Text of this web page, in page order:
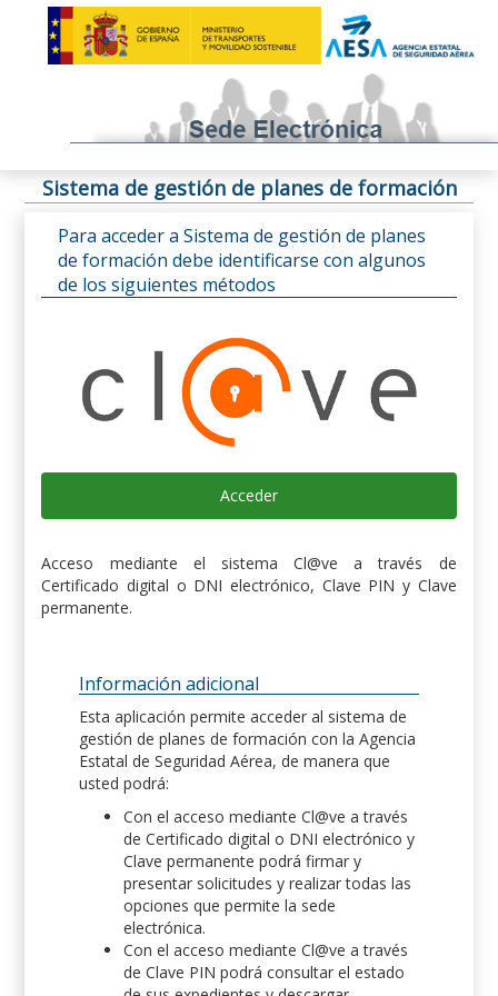
Sistema de gestión de planes de formación
Para acceder a Sistema de gestión de planes
de formación debe identificarse con algunos
de los siguientes métodos
Acceder
Acceso mediante el sistema Cl@ve a través de
Certificado digital o DNI electrónico, Clave PIN y Clave
permanente.
Información adicional
Esta aplicación permite acceder al sistema de
gestión de planes de formación con la Agencia
Estatal de Seguridad Aérea, de manera que
usted podrá:
Con el acceso mediante Cl@ve a través
de Certificado digital o DNI electrónico y
Clave permanente podrá firmar y
presentar solicitudes y realizar todas las
opciones que permite la sede
electrónica.
Con el acceso mediante Cl@ve a través
de Clave PIN podrá consultar el estado